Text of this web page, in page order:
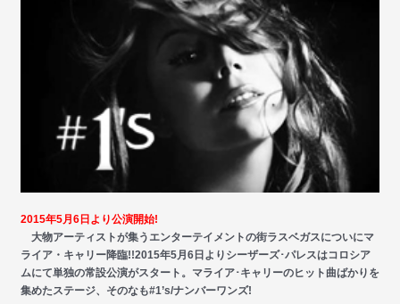
2015年5月6日より公演開始!
大物アーティストが集うエンターテイメントの街ラスベガスについにマ
ライア・キャリー降臨!!2015年5月6日よりシーザーズ･パレスはコロシア
ムにて単独の常設公演がスタート。マライア･キャリーのヒット曲ばかりを
集めたステージ、そのなも#1’s/ナンバーワンズ!